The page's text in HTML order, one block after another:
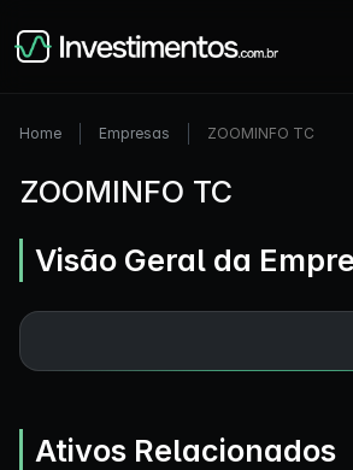
Home Empresas ZOOMINFO TC
ZOOMINFO TC
Visão Geral da
Ativos Relacionados